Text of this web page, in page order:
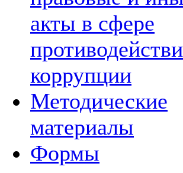
акты в сфере
коррупции
Методические
материалы
Формы